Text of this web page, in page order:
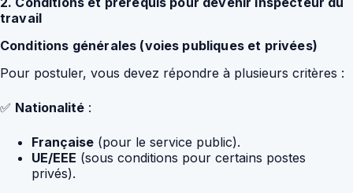
travail
Conditions générales (voies publiques et privées)
Pour postuler, vous devez répondre à plusieurs critères :
✅ Nationalité :
Française (pour le service public).
UE/EEE (sous conditions pour certains postes
privés).